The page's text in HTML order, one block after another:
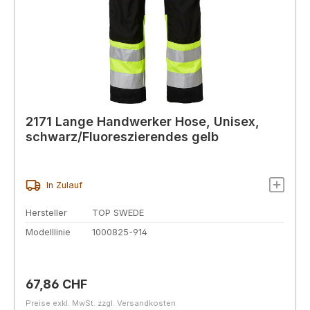
2171 Lange Handwerker Hose, Unisex,
schwarz/Fluoreszierendes gelb
In Zulauf
Hersteller
TOP SWEDE
Modelllinie
1000825-914
Regulärer Preis:
67,86 CHF
Preise exkl. MwSt. zzgl. Versandkosten